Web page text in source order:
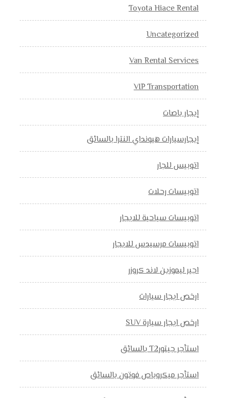
Toyota Hiace Rental
Uncategorized
Van Rental Services
VIP Transportation
إيجار باصات
إيجارسيارات هيونداي النترا بالسائق
اتوبيس للجار
اتوبيسات رحلات
اتوبيسات سياحية للايجار
اتوبيسات مرسيدس للايجار
اجير ليموزين لاند كروزر
ارخص ايجار سيارات
ارخص ايجار سيارة SUV
استأجر جيتورT2 بالسائق
استأجر ميكروباص فوتون بالسائق